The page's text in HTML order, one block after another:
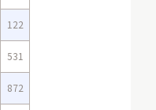
122
531
872